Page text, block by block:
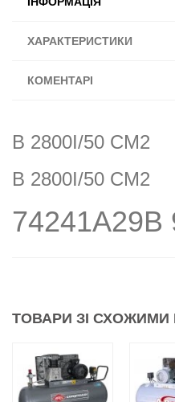
ХАРАКТЕРИСТИКИ
КОМЕНТАРІ
B 2800I/50 CM2
B 2800I/50 CM2
74241A29B
ТОВАРИ ЗІ